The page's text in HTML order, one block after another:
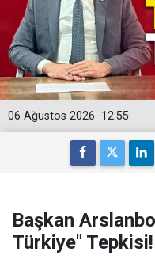
12:55
06 Ağustos 2026
Başkan
Türkiye" Tepkisi!